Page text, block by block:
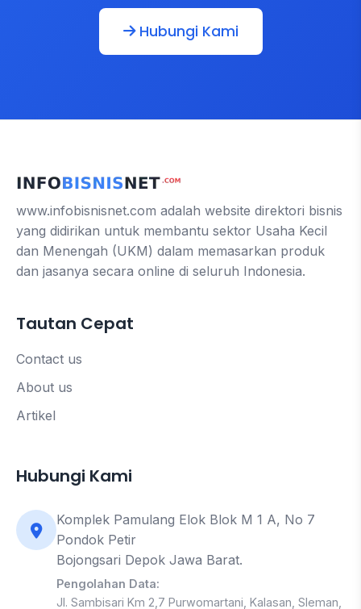
Hubungi Kami
www.infobisnisnet.com adalah website direktori bisnis
yang didirikan untuk membantu sektor Usaha Kecil
dan Menengah (UKM) dalam memasarkan produk
dan jasanya secara online di seluruh Indonesia.
Tautan Cepat
Contact us
About us
Artikel
Hubungi Kami
Komplek Pamulang Elok Blok M 1 A, No 7
Pondok Petir
Bojongsari Depok Jawa Barat.
Pengolahan Data:
Jl. Sambisari Km 2,7 Purwomartani, Kalasan, Sleman,